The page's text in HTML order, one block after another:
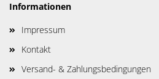
Informationen
Impressum
Kontakt
Versand- & Zahlungsbedingungen